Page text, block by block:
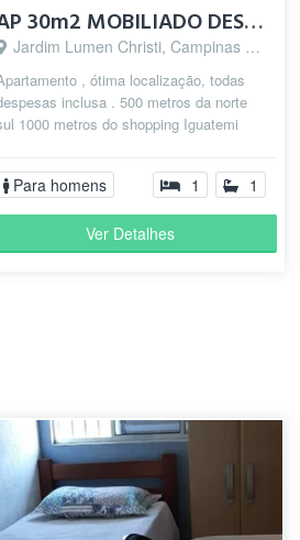
AP 30m2 MOBILIADO DESPESAS INCLUSA COM AR COND.
Jardim Lumen Christi, Campinas - SP
, ótima localização, todas
inclusa . 500 metros da norte
1000 metros do shopping Iguatemi
Para homens 1 1
Ver Detalhes